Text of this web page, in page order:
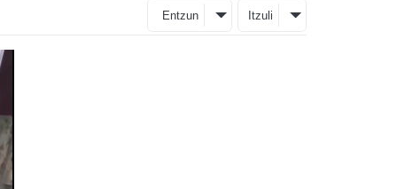
Entzun Itzuli